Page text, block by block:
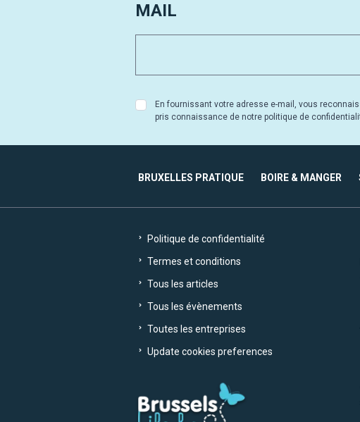
MAIL
En fournissant votre adresse e-mail, vous
pris connaissance de notre politique de
BRUXELLES PRATIQUE BOIRE & MANGER
Politique de confidentialité
Termes et conditions
Tous les articles
Tous les évènements
Toutes les entreprises
Update cookies preferences